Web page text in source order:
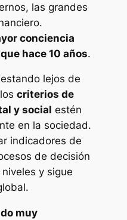
las grandes
conciencia
hace 10 años.
lejos de
criterios de
y social estén
en la sociedad.
indicadores de
de decisión
y sigue
muy